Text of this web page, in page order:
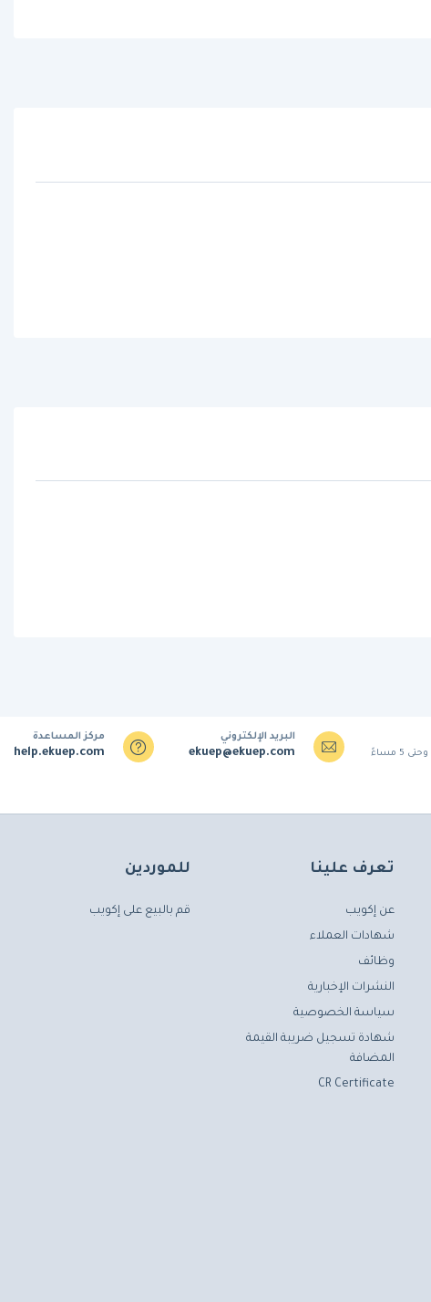
البريد الإلكتروني
ekuep@ekuep.com
مركز المساعدة
help.ekuep.com
تعرف علينا
عن إكويب
شهادات العملاء
وظائف
النشرات الإخبارية
سياسة الخصوصية
شهادة تسجيل ضريبة القيمة
المضافة
CR Certificate
للموردين
قم بالبيع على إكويب